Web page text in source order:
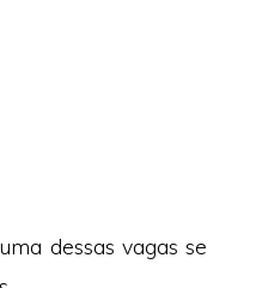
dessas vagas se